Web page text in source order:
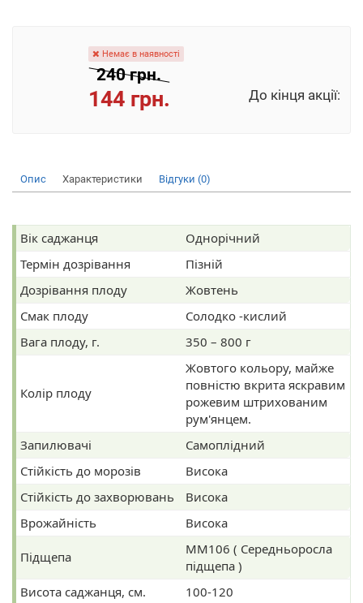
Немає в наявності
240 грн.
144 грн. До кінця акції:
Опис Характеристики Відгуки (0)
Вік саджанця
Однорічний
Термін дозрівання
Пізній
Дозрівання плоду
Жовтень
Смак плоду
Солодко -кислий
Вага плоду, г.
350 – 800 г
Колір плоду
Жовтого кольору, майже
повністю вкрита яскравим
рожевим штрихованим
рум'янцем.
Запилювачі
Самоплідний
Стійкість до морозів
Висока
Стійкість до захворювань
Висока
Врожайність
Висока
Підщепа
ММ106 ( Середньоросла
підщепа )
Висота саджанця, см.
100-120